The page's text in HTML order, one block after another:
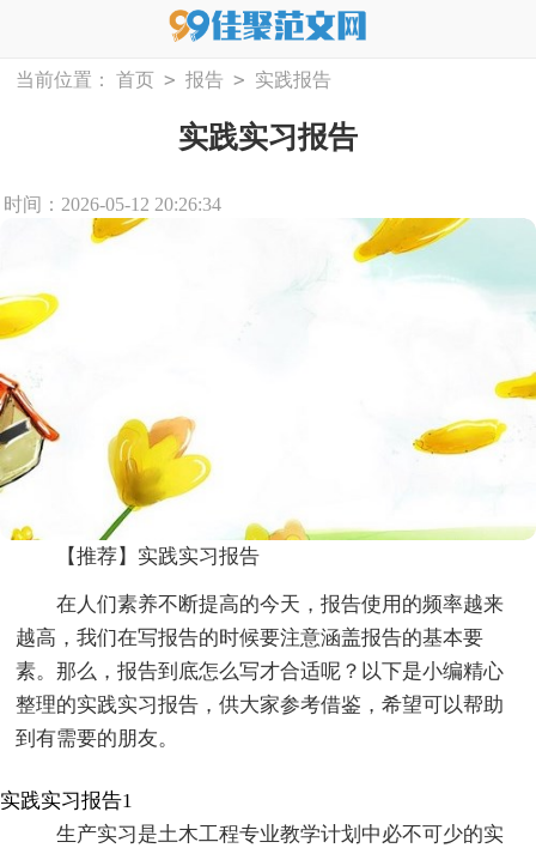
当前位置： 首页 > 报告 > 实践报告
实践实习报告
时间：2026-05-12 20:26:34
【推荐】实践实习报告
在人们素养不断提高的今天，报告使用的频率越来
越高，我们在写报告的时候要注意涵盖报告的基本要
素。那么，报告到底怎么写才合适呢？以下是小编精心
整理的实践实习报告，供大家参考借鉴，希望可以帮助
到有需要的朋友。
实践实习报告1
生产实习是土木工程专业教学计划中必不可少的实